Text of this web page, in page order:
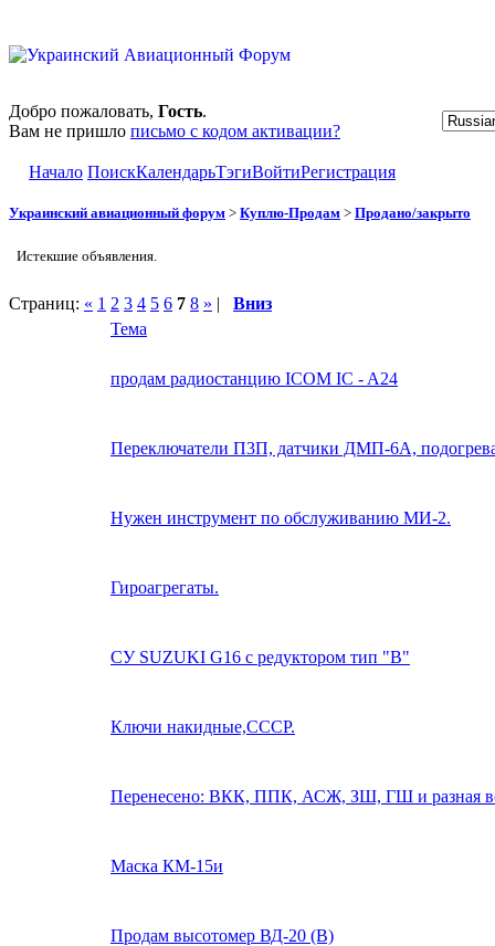
Добро пожаловать, Гость.
Вам не пришло письмо с кодом активации?
Начало ПоискКалендарьТэгиВойтиРегистрация
Украинский авиационный форум > Куплю-Продам > Продано/закрыто
Истекшие объявления.
Страниц: « 1 2 3 4 5 6 7 8 » | Вниз
Тема
продам радиостанцию ICOM IC - A24
Переключатели П3П, датчики ДМП-6А,
Нужен инструмент по обслуживанию МИ-2.
Гироагрегаты.
СУ SUZUKI G16 с редуктором тип "B"
Ключи накидные,СССР.
Перенесено: ВКК, ППК, АСЖ, ЗШ, ГШ и разная
Маска КМ-15и
Продам высотомер ВД-20 (В)